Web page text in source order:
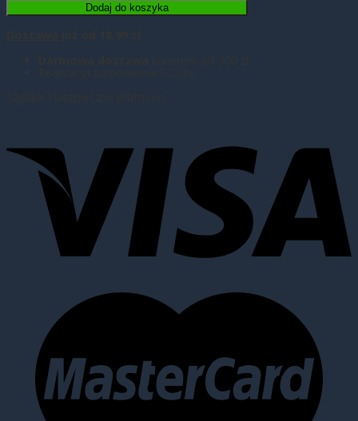
Dodaj do koszyka